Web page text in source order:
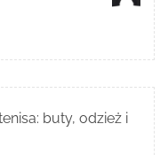
buty, odzież i